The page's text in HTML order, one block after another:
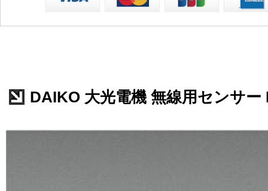
DAIKO 大光電機 無線用センサー